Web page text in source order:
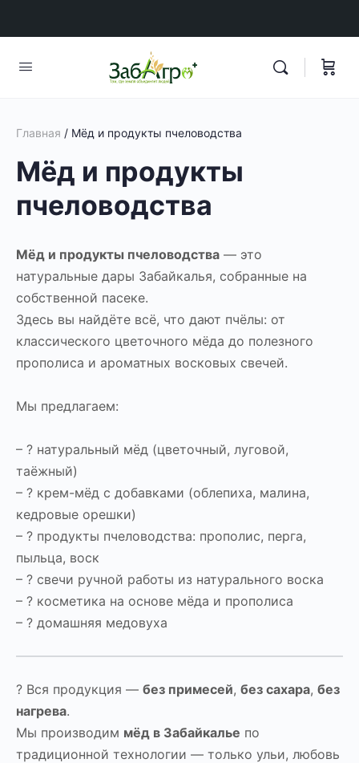
Главная / Мёд и продукты пчеловодства
Мёд и продукты
пчеловодства
Мёд и продукты пчеловодства — это
натуральные дары Забайкалья, собранные на
собственной пасеке.
Здесь вы найдёте всё, что дают пчёлы: от
классического цветочного мёда до полезного
прополиса и ароматных восковых свечей.
Мы предлагаем:
– ? натуральный мёд (цветочный, луговой,
таёжный)
– ? крем-мёд с добавками (облепиха, малина,
кедровые орешки)
– ? продукты пчеловодства: прополис, перга,
пыльца, воск
– ? свечи ручной работы из натурального воска
– ? косметика на основе мёда и прополиса
– ? домашняя медовуха
? Вся продукция — без примесей, без сахара, без
нагрева.
Мы производим мёд в Забайкалье по
традиционной технологии — только ульи, любовь